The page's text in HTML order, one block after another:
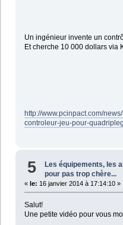
Un ingénieur invente un
Et cherche 10 000 dollars via
http://www.pcinpact.com/
controleur-jeu-pour-
5 Les équipements, les
pour pas trop chère...
« le: 16 janvier 2014 à 17:14:10 »
Salut!
Une petite vidéo pour vous